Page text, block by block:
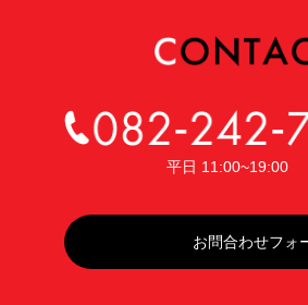
平日 11:00~19:00
お問合わせフォ